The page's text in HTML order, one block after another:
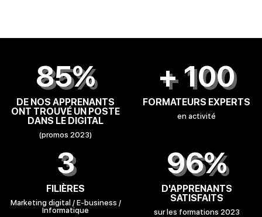
85%
DE NOS APPRENANTS
ONT TROUVÉ UN POSTE
DANS LE DIGITAL
(promos 2023)
+ 100
FORMATEURS EXPERTS
en activité
3
FILIÈRES
Marketing digital / E-business /
Informatique
96%
D'APPRENANTS
SATISFAITS
sur les formations 2023